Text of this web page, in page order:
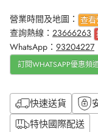
營業時間及地圖： 查
查詢熱線： 23666263
WhatsApp： 93204227
訂閱WHATSAPP優惠頻
快速送貨
特快國際配送